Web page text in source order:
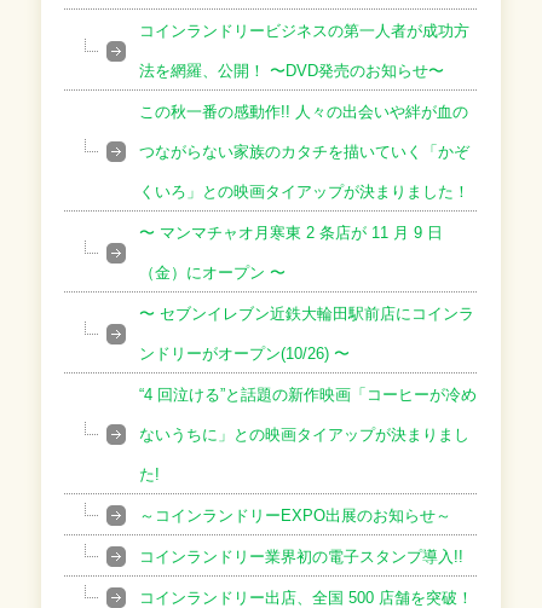
コインランドリービジネスの第一人者が成功方
法を網羅、公開！ 〜DVD発売のお知らせ〜
この秋一番の感動作!! 人々の出会いや絆が血の
つながらない家族のカタチを描いていく「かぞ
くいろ」との映画タイアップが決まりました！
〜 マンマチャオ⽉寒東 2 条店が 11 ⽉ 9 ⽇
（⾦）にオープン 〜
〜 セブンイレブン近鉄大輪田駅前店にコインラ
ンドリーがオープン(10/26) 〜
“4 回泣ける”と話題の新作映画「コーヒーが冷め
ないうちに」との映画タイアップが決まりまし
た!
～コインランドリーEXPO出展のお知らせ～
コインランドリー業界初の電⼦スタンプ導⼊!!
コインランドリー出店、全国 500 店舗を突破！